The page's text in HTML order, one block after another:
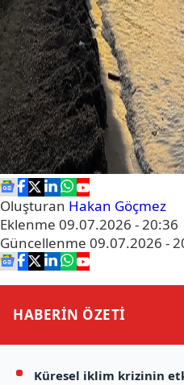
Oluşturan Hakan Göçmez
Eklenme 09.07.2026 - 20:36
Güncellenme 09.07.2026 -
HABERİN ÖZETİ
Küresel iklim krizinin